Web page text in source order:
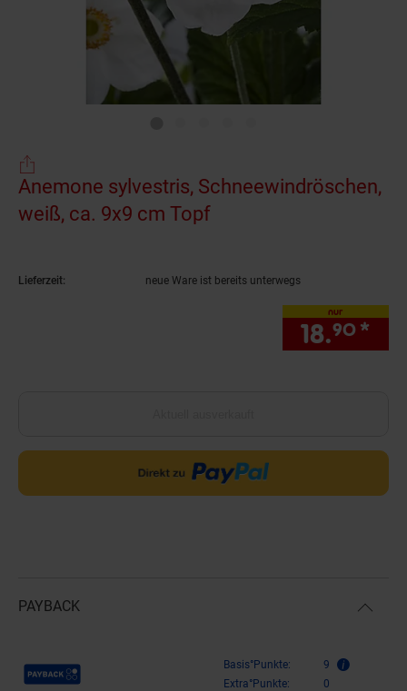
Anemone sylvestris, Schneewindröschen,
weiß, ca. 9x9 cm Topf
Lieferzeit: neue Ware ist bereits unterwegs
nur
18.90 *
PAYBACK
Payback Punkte Basis°Punkte:
9
Extra°Punkte:
0